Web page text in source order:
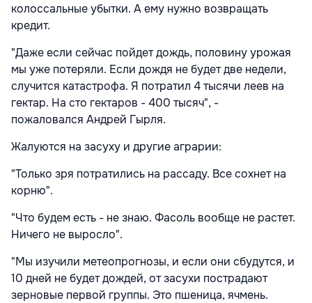
колоссальные убытки. А ему нужно возвращать
кредит.
"Даже если сейчас пойдет дождь, половину урожая
мы уже потеряли. Если дождя не будет две недели,
случится катастрофа. Я потратил 4 тысячи леев на
гектар. На сто гектаров - 400 тысяч", -
пожаловался Андрей Гырля.
Жалуются на засуху и другие аграрии:
"Только зря потратились на рассаду. Все сохнет на
корню".
"Что будем есть - не знаю. Фасоль вообще не растет.
Ничего не выросло".
"Мы изучили метеопрогнозы, и если они сбудутся, и
10 дней не будет дождей, от засухи пострадают
зерновые первой группы. Это пшеница, ячмень.